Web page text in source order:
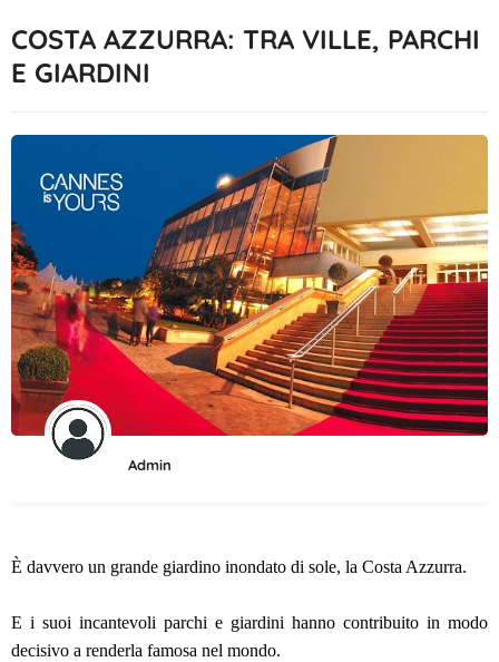
COSTA AZZURRA: TRA VILLE, PARCHI
E GIARDINI
Admin
È davvero un grande giardino inondato di sole, la Costa Azzurra.
E i suoi incantevoli parchi e giardini hanno contribuito in modo
decisivo a renderla famosa nel mondo.